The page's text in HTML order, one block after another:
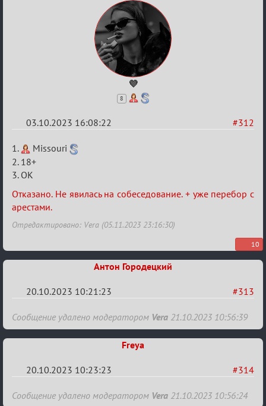
💜
8
#312
03.10.2023 16:08:22
Re:
Заявки
в
Авторитеты²
1.
Missouri
2. 18+
3. ОК
Отказано. Не явилась на собеседование. + уже перебор с
арестами.
Отредактировано: Vera (05.11.2023 23:16:30)
10
Антон Городецкий
#313
20.10.2023 10:21:23
Re:
Заявки
Авторитеты²
Сообщение удалено модератором Vera 21.10.2023 10:56:39
Freya
#314
20.10.2023 10:23:23
Re:
Сообщение удалено модератором Vera 21.10.2023 10:56:24